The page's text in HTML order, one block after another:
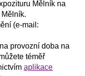
Mělník na
Mělník.
(e-mail:
provozní doba na
téměř
aplikace